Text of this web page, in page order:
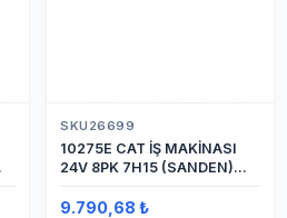
SKU26699
10275E CAT İŞ MAKİNASI
24V 8PK 7H15 (SANDEN)
BLOK SAPLAMALI KLİMA
KOMPRESÖRÜ
9.790,68 ₺